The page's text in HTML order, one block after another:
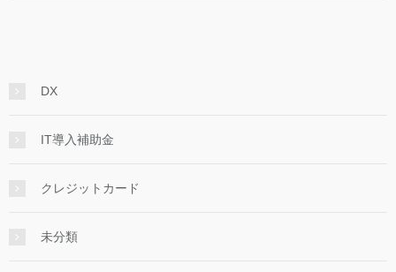
DX
IT導入補助金
クレジットカード
未分類